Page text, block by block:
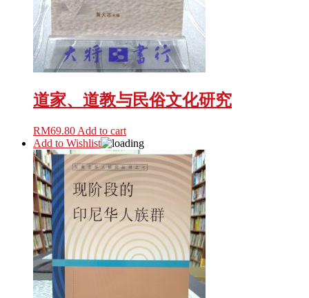
道家、道教与民俗文化研究
RM69.80 Add to cart
Add to Wishlist